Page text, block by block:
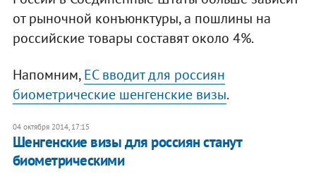
от рыночной конъюнктуры, а пошлины на
российские товары составят около 4%.
Напомним,ЕС вводит для россиян
биометрические шенгенские визы.
04 октября 2014, 17:15
Шенгенские визы для россиян станут
биометрическими